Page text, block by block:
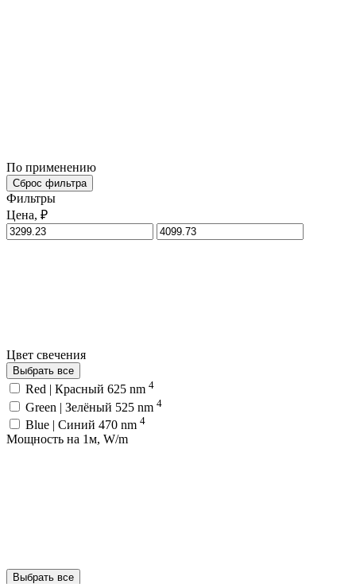
По применению
Сброс фильтра
Фильтры
Цена, ₽
Цвет свечения
Выбрать все
Red | Красный 625 nm 4
Green | Зелёный 525 nm 4
Blue | Синий 470 nm 4
Мощность на 1м, W/m
Выбрать все